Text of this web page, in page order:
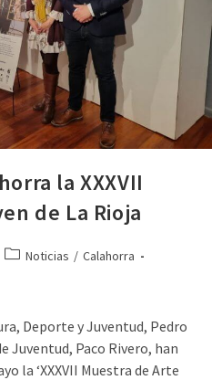
la XXXVII
de La Rioja
Noticias / Calahorra
Deporte y Juventud, Pedro
Juventud, Paco Rivero, han
la ‘XXXVII Muestra de Arte